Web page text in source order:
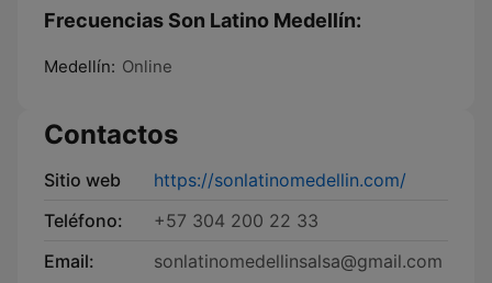
Frecuencias Son Latino Medellín:
Medellín: Online
Contactos
Sitio web
https://sonlatinomedellin.com/
Teléfono:
+57 304 200 22 33
Email:
sonlatinomedellinsalsa@gmail.com